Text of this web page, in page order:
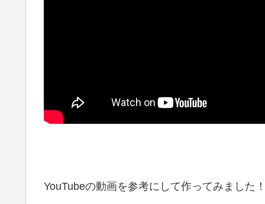
YouTubeの動画を参考にして作ってみました